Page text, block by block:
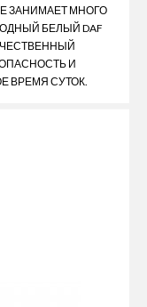
ЗАНИМАЕТ МНОГО
БЕЛЫЙ DAF
И
ВРЕМЯ СУТОК.